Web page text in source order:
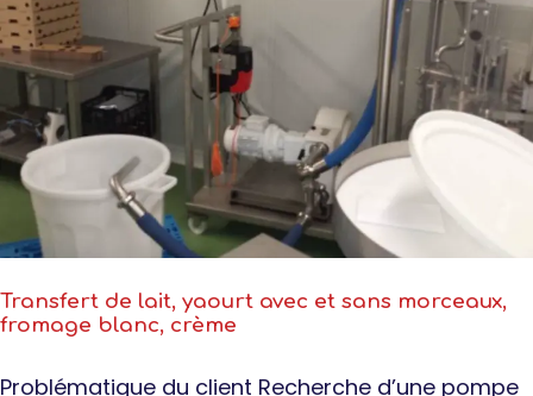
Transfert de lait, yaourt avec et sans morceaux,
fromage blanc, crème
Problématique du client Recherche d’une pompe